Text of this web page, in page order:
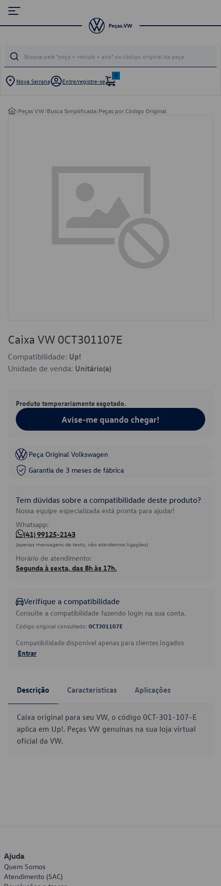
Nova Serrana Entre/registre-se
0
/Peças VW/Busca Simplificada/Peças por Código Original
Caixa VW 0CT301107E
Compatibilidade: Up!
Unidade de venda: Unitário(a)
Produto temporariamente esgotado.
Avise-me quando chegar!
Peça Original Volkswagen
Garantia de 3 meses de fábrica
Tem dúvidas sobre a compatibilidade deste produto?
Nossa equipe especializada está pronta para ajudar!
Whatsapp:
(41) 99125-2143
(apenas mensagens de texto, não atendemos ligações)
Horário de atendimento:
Segunda à sexta, das 8h às 17h.
Verifique a compatibilidade
Consulte a compatibilidade fazendo login na sua conta.
Código original consultado: 0CT301107E
Compatibilidade disponível apenas para clientes logados.
Entrar
Descrição Características Aplicações
Caixa original para seu VW, o código 0CT-301-107-E
aplica em Up!. Peças VW genuínas na sua loja virtual
oficial da VW.
Ajuda
Quem Somos
Atendimento (SAC)